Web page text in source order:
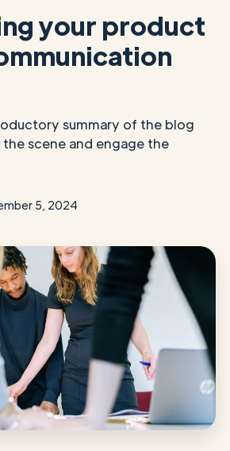
your product
summary of the blog
scene and engage the
5, 2024